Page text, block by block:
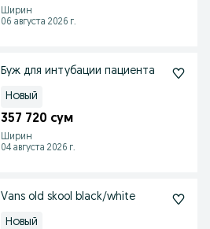
Ширин
06 августа 2026 г.
Буж для интубации пациента
Новый
357 720 сум
Ширин
04 августа 2026 г.
Vans old skool black/white
Новый